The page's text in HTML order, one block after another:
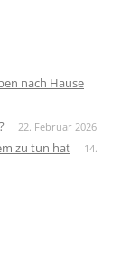
nach Hause
22. Februar 2026
zu tun hat
14.